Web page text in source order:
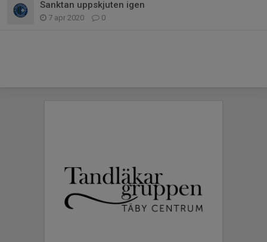
Sanktan uppskjuten igen
7 apr 2020 0